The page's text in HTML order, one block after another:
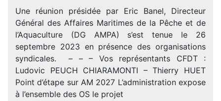
Une réunion présidée par Eric Banel, Directeur
Général des Affaires Maritimes de la Pêche et de
l’Aquaculture (DG AMPA) s’est tenue le 26
septembre 2023 en présence des organisations
syndicales. – – – Vos représentants CFDT :
Ludovic PEUCH CHIARAMONTI – Thierry HUET
Point d’étape sur AM 2027 L’administration expose
à l’ensemble des OS le projet